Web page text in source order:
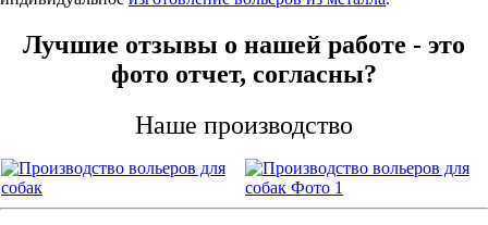
Лучшие отзывы о нашей работе - это
фото отчет, согласны?
Наше производство